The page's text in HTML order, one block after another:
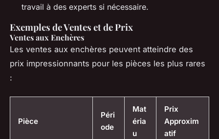
travail à des experts si nécessaire.
Exemples de Ventes et de Prix
Ventes aux Enchères
Les ventes aux enchères peuvent atteindre des
prix impressionnants pour les pièces les plus rares
:
Pièce
Péri
ode
Mat
éria
u
Prix
Approxim
atif